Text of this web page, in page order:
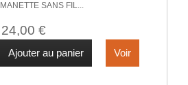
MANETTE SANS FIL...
24,00 €
Ajouter au panier Voir